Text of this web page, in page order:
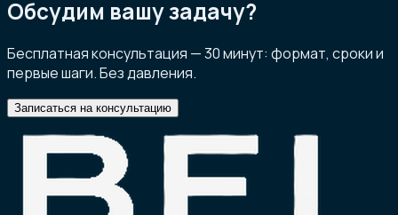
Обсудим вашу задачу?
Бесплатная консультация — 30 минут: формат, сроки и
первые шаги. Без давления.
Записаться на консультацию